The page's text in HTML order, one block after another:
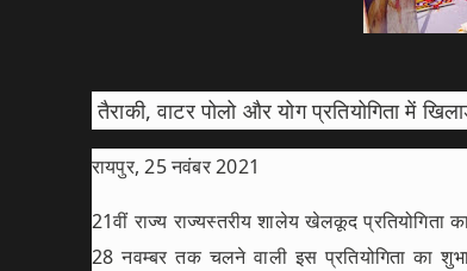
तैराकी, वाटर पोलो और योग प्रतियोगिता में
रायपुर, 25 नवंबर 2021
21वीं राज्य राज्यस्तरीय शालेय खेलकूद
28 नवम्बर तक चलने वाली इस प्रतियोगिता का